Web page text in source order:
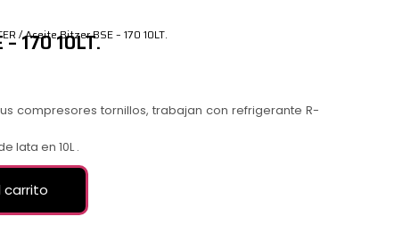
/ Aceite Bitzer BSE – 170 10LT.
170 10LT.
compresores tornillos, trabajan con refrigerante R-
lata en 10L .
carrito